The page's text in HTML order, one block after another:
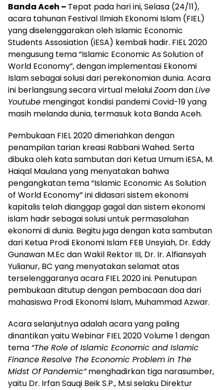
Banda Aceh – Tepat pada hari ini, Selasa (24/11),
acara tahunan Festival Ilmiah Ekonomi Islam (FIEL)
yang diselenggarakan oleh Islamic Economic
Students Assosiation (iESA) kembali hadir. FIEL 2020
mengusung tema “Islamic Economic As Solution of
World Economy”, dengan implementasi Ekonomi
Islam sebagai solusi dari perekonomian dunia. Acara
ini berlangsung secara virtual melaluiZoomdanLive
Youtube mengingat kondisi pandemi Covid-19 yang
masih melanda dunia, termasuk kota Banda Aceh.
Pembukaan FIEL 2020 dimeriahkan dengan
penampilan tarian kreasi Rabbani Wahed. Serta
dibuka oleh kata sambutan dari Ketua Umum iESA, M.
Haiqal Maulana yang menyatakan bahwa
pengangkatan tema “Islamic Economic As Solution
of World Economy” ini didasari sistem ekonomi
kapitalis telah dianggap gagal dan sistem ekonomi
islam hadir sebagai solusi untuk permasalahan
ekonomi di dunia. Begitu juga dengan kata sambutan
dari Ketua Prodi Ekonomi Islam FEB Unsyiah, Dr. Eddy
Gunawan M.Ec dan Wakil Rektor III, Dr. Ir. Alfiansyah
Yulianur, BC yang menyatakan selamat atas
terselenggaranya acara FIEL 2020 ini. Penutupan
pembukaan ditutup dengan pembacaan doa dari
mahasiswa Prodi Ekonomi Islam, Muhammad Azwar.
Acara selanjutnya adalah acara yang paling
dinantikan yaitu Webinar FIEL 2020 Volume 1 dengan
tema “The Role of Islamic Economic and Islamic
Finance Resolve The Economic Problem in The
Midst Of Pandemic”menghadirkan tiga narasumber,
yaitu Dr. Irfan Sauqi Beik S.P., M.si selaku Direktur